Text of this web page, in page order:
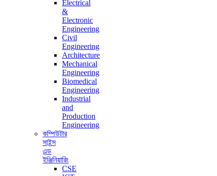
Electrical
&
Electronic
Engineering
Civil
Engineering
Architecture
Mechanical
Engineering
Biomedical
Engineering
Industrial
and
Production
Engineering
কম্পিউটার
সাইন্স
এন্ড
ইঞ্জিনিয়ারিং
CSE